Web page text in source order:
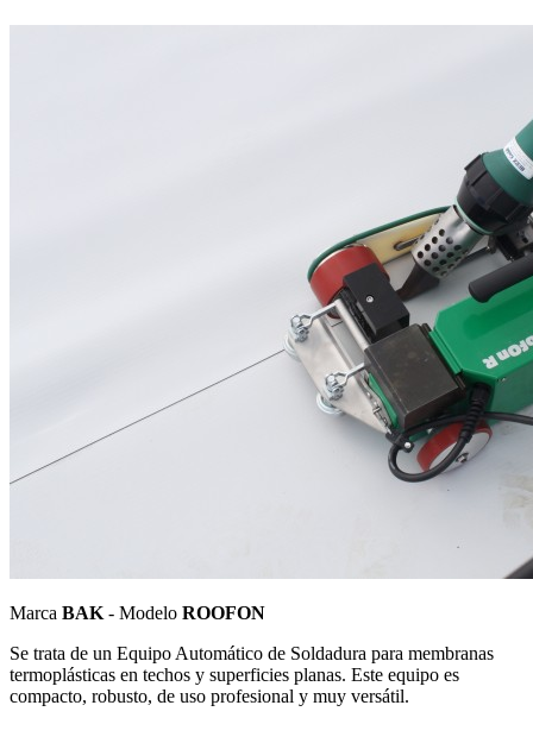
Marca BAK - Modelo ROOFON
Se trata de un Equipo Automático de Soldadura para membranas
termoplásticas en techos y superficies planas. Este equipo es
compacto, robusto, de uso profesional y muy versátil.